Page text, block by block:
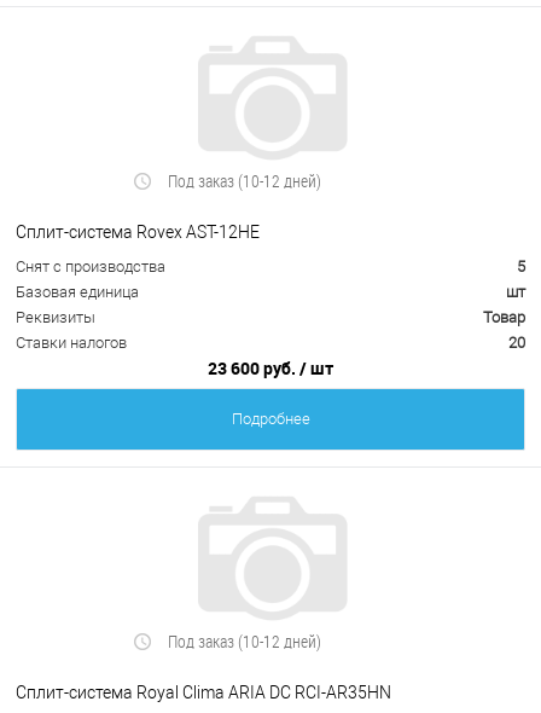
Под заказ (10-12 дней)
Сплит-система Rovex AST-12HE
Снят с производства
5
Базовая единица
шт
Реквизиты
Товар
Ставки налогов
20
23 600 руб. / шт
Подробнее
Под заказ (10-12 дней)
Сплит-система Royal Clima ARIA DC RCI-AR35HN